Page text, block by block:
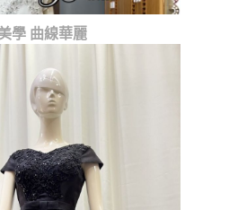
學 曲線華麗